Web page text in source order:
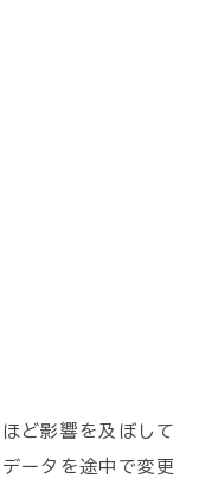
ど影響を及ぼして
ータを途中で変更